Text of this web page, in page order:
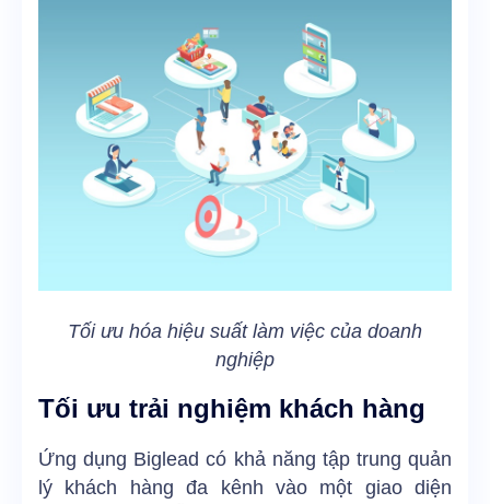
Tối ưu hóa hiệu suất làm việc của doanh
nghiệp
Tối ưu trải nghiệm khách hàng
Ứng dụng Biglead có khả năng tập trung quản
lý khách hàng đa kênh vào một giao diện